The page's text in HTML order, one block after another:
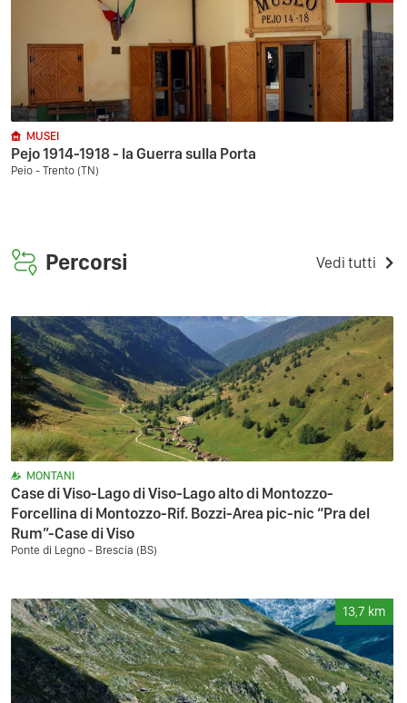
MUSEI
Pejo 1914-1918 - la Guerra sulla Porta
Peio - Trento (TN)
Percorsi Vedi tutti
MONTANI
Case di Viso-Lago di Viso-Lago alto di Montozzo-
Forcellina di Montozzo-Rif. Bozzi-Area pic-nic “Pra del
Rum”-Case di Viso
Ponte di Legno - Brescia (BS)
13,7 km